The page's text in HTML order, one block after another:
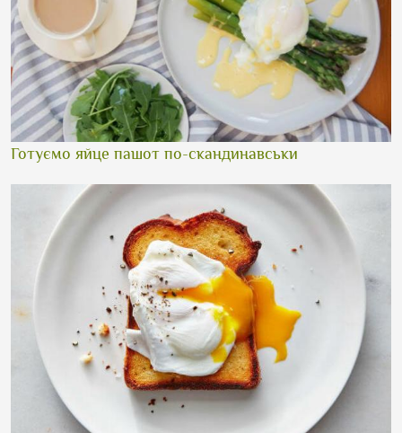
Готуємо яйце пашот по-скандинавськи